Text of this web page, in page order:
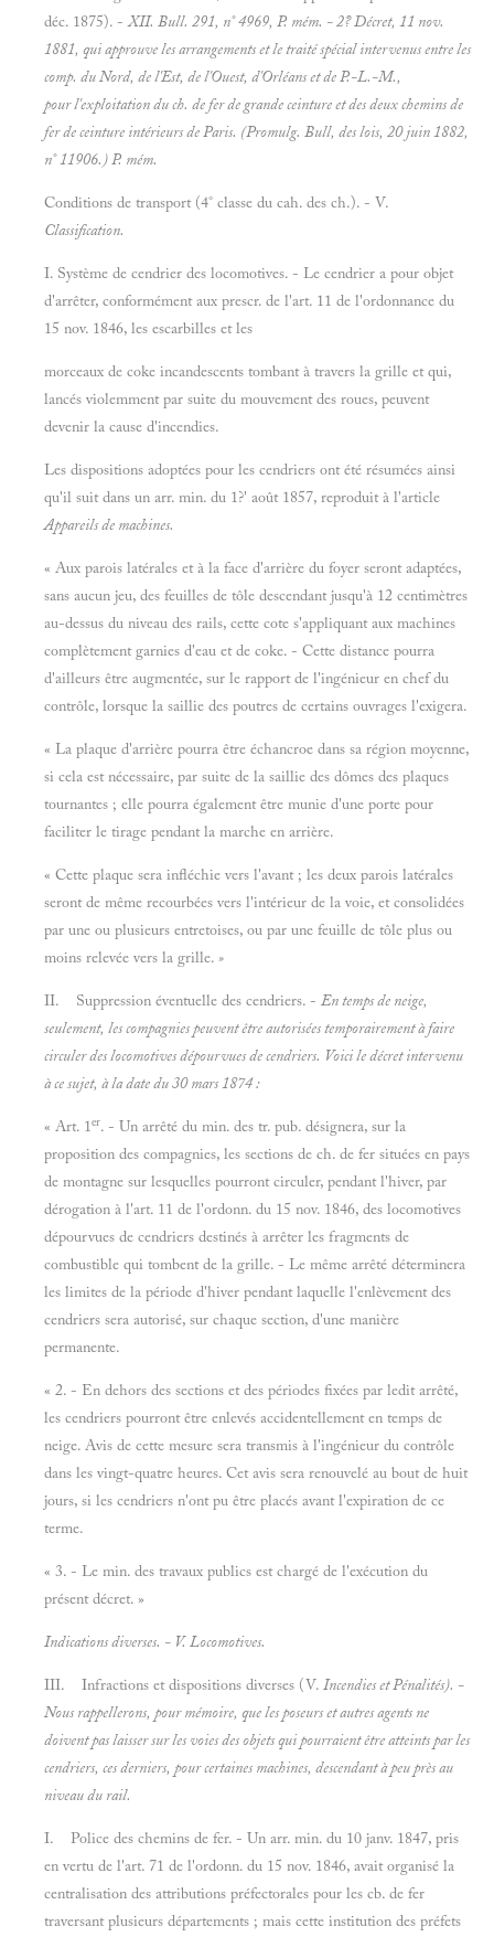
déc. 1875). -XII. Bull. 291, n° 4969, P. mém. - 2? Décret, 11 nov.
1881, qui approuve les arrangements et le traité spécial intervenus entre les
comp. du Nord, de l'Est, de l'Ouest, d'Orléans et de P.-L.-M.,
pour l'exploitation du ch. de fer de grande ceinture et des deux chemins de
fer de ceinture intérieurs de Paris. (Promulg. Bull, des lois, 20 juin 1882,
n° 11906.)P. mém.
Conditions de transport (4° classe du cah. des ch.). - V.
Classification.
I. Système de cendrier des locomotives. - Le cendrier a pour objet
d'arrêter, conformément aux prescr. de l'art. 11 de l'ordonnance du
15 nov. 1846, les escarbilles et les
morceaux de coke incandescents tombant à travers la grille et qui,
lancés violemment par suite du mouvement des roues, peuvent
devenir la cause d'incendies.
Les dispositions adoptées pour les cendriers ont été résumées ainsi
qu'il suit dans un arr. min. du 1?' août 1857, reproduit à l'article
Appareils de machines.
« Aux parois latérales et à la face d'arrière du foyer seront adaptées,
sans aucun jeu, des feuilles de tôle descendant jusqu'à 12 centimètres
au-dessus du niveau des rails, cette cote s'appliquant aux machines
complètement garnies d'eau et de coke. - Cette distance pourra
d'ailleurs être augmentée, sur le rapport de l'ingénieur en chef du
contrôle, lorsque la saillie des poutres de certains ouvrages l'exigera.
« La plaque d'arrière pourra être échancroe dans sa région moyenne,
si cela est nécessaire, par suite de la saillie des dômes des plaques
tournantes ; elle pourra également être munie d'une porte pour
faciliter le tirage pendant la marche en arrière.
« Cette plaque sera infléchie vers l'avant ; les deux parois latérales
seront de même recourbées vers l'intérieur de la voie, et consolidées
par une ou plusieurs entretoises, ou par une feuille de tôle plus ou
moins relevée vers la grille. »
II. Suppression éventuelle des cendriers. - En temps de neige,
seulement, les compagnies peuvent être autorisées temporairement à faire
circuler des locomotives dépourvues de cendriers. Voici le décret intervenu
à ce sujet, à la date du 30 mars 1874 :
« Art. 1er. - Un arrêté du min. des tr. pub. désignera, sur la
proposition des compagnies, les sections de ch. de fer situées en pays
de montagne sur lesquelles pourront circuler, pendant l'hiver, par
dérogation à l'art. 11 de l'ordonn. du 15 nov. 1846, des locomotives
dépourvues de cendriers destinés à arrêter les fragments de
combustible qui tombent de la grille. - Le même arrêté déterminera
les limites de la période d'hiver pendant laquelle l'enlèvement des
cendriers sera autorisé, sur chaque section, d'une manière
permanente.
« 2. - En dehors des sections et des périodes fixées par ledit arrêté,
les cendriers pourront être enlevés accidentellement en temps de
neige. Avis de cette mesure sera transmis à l'ingénieur du contrôle
dans les vingt-quatre heures. Cet avis sera renouvelé au bout de huit
jours, si les cendriers n'ont pu être placés avant l'expiration de ce
terme.
« 3. - Le min. des travaux publics est chargé de l'exécution du
présent décret. »
Indications diverses. - V.Locomotives.
III. Infractions et dispositions diverses (V. Incendies etPénalités). -
Nous rappellerons, pour mémoire, que les poseurs et autres agents ne
doivent pas laisser sur les voies des objets qui pourraient être atteints par les
cendriers, ces derniers, pour certaines machines, descendant à peu près au
niveau du rail.
I. Police des chemins de fer. - Un arr. min. du 10 janv. 1847, pris
en vertu de l'art. 71 de l'ordonn. du 15 nov. 1846, avait organisé la
centralisation des attributions préfectorales pour les cb. de fer
traversant plusieurs départements ; mais cette institution des préfets